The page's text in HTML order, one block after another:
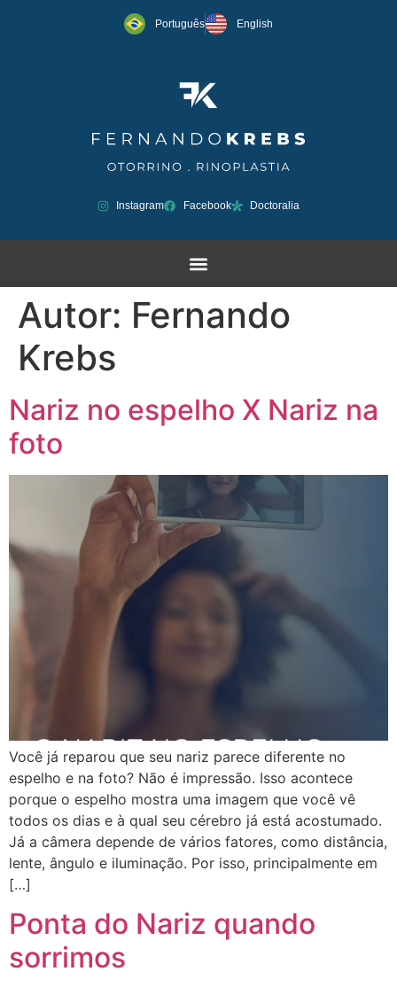
Português English
Instagram Facebook Doctoralia
Autor: Fernando
Krebs
Nariz no espelho X Nariz na
foto
Você já reparou que seu nariz parece diferente no
espelho e na foto? Não é impressão. Isso acontece
porque o espelho mostra uma imagem que você vê
todos os dias e à qual seu cérebro já está acostumado.
Já a câmera depende de vários fatores, como distância,
lente, ângulo e iluminação. Por isso, principalmente em
[…]
Ponta do Nariz quando
sorrimos